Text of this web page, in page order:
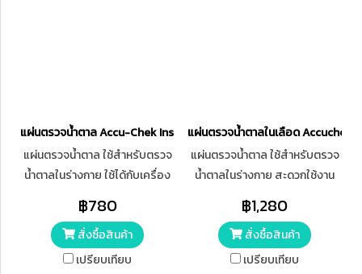
แผ่นตรวจน้ำตาล Accu-Chek Instant
แผ่นตรวจน้ำตาล ใช้สำหรับตรวจ
น้ำตาลในร่างกาย ใช้ได้กับเครื่อง
วัดน้ำตาล Accu-Chek รุ่น
Instant เท่านั้น
฿780
สั่งซื้อสินค้า
เปรียบเทียบ
แผ่นตรวจน้ำตาลในเลือด Accuchek
แผ่นตรวจน้ำตาล ใช้สำหรับตรวจ
น้ำตาลในร่างกาย สะดวกใช้งาน
ง่าย อ่านค่าได้แม่นยำ ใช้ปริมาณ
เลือดน้อยเพียง 0.6 ไมโครลิตร
แผ่นอ่านค่าได้ไว
฿1,280
สั่งซื้อสินค้า
เปรียบเทียบ